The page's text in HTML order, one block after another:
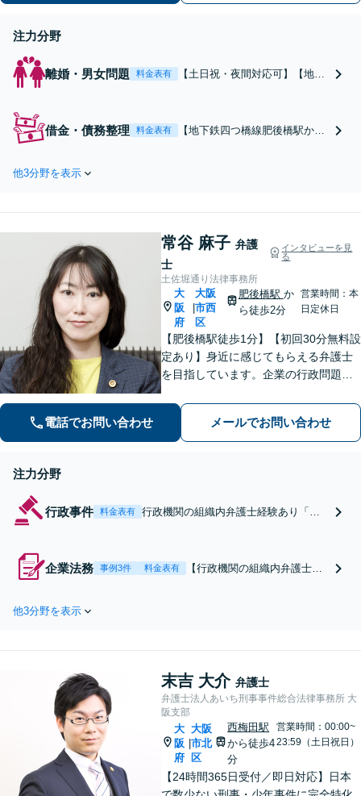
面談可】【法テラス利用可】
注力分野
離婚・男女問題 料金表有
【土日祝・夜間対応可】【地下
問題が未解決なシングル世帯の
借金・債務整理 料金表有
【地下鉄四つ橋線肥後橋駅から
下さい。一緒に生活再建を。
他3分野を表示
常谷 麻子 弁護
士
インタビューを見
る
土佐堀通り法律事務所
大
阪
府
大阪
市西
区
肥後橋駅 か
ら徒歩2分
営業時間：本
日定休日
【肥後橋駅徒歩1分】【初回30分無料設
定あり】身近に感じてもらえる弁護士
を目指しています。企業の行政問題／
律問題に対応可能【夜間／休日応相
談】専門家の知識と経験で皆様の力に
なります。気軽にご相談ください。
電話でお問い合わせ メールでお問い合わせ
注力分野
行政事件 料金表有
行政機関の組織内弁護士経験あり「行
助金の不正受給を疑われたなど「国・
自治体どちらの問題にも対処」顧問契
企業法務 事例3件 料金表有
【行政機関の組織内弁護士経
対応も【充実したスタートア
両輪でトータルサポート【休
日・夜間相談可】【初回相談
無料】
他3分野を表示
末吉 大介 弁護士
弁護士法人あいち刑事事件総合法律事務所 大
阪支部
大
阪
府
大阪
市北
区
西梅田駅
から徒歩4
分
営業時間：00:00~
23:59（土日祝日）
【24時間365日受付／即日対応】日本